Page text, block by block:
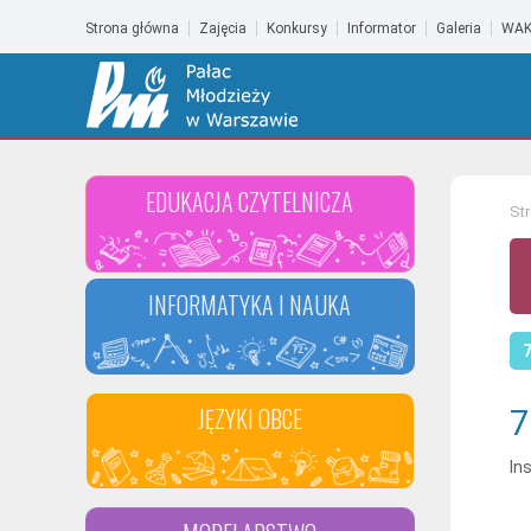
Strona główna Zajęcia Konkursy Informator Galeria
EDUKACJA CZYTELNICZA
Biblioteka
INFORMATYKA I NAUKA
Nauka
JĘZYKI OBCE